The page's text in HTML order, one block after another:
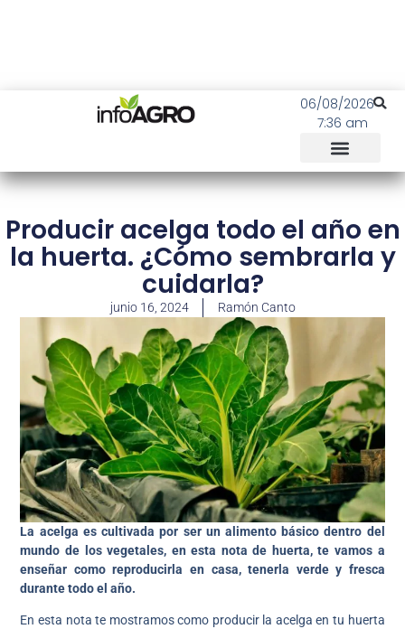
06/08/2026
7:36 am
Producir acelga todo el año en
la huerta. ¿Cómo sembrarla y
cuidarla?
junio 16, 2024 Ramón Canto
La acelga es cultivada por ser un alimento básico dentro del
mundo de los vegetales, en esta nota de huerta, te vamos a
enseñar como reproducirla en casa, tenerla verde y fresca
durante todo el año.
En esta nota te mostramos como producir la acelga en tu huerta